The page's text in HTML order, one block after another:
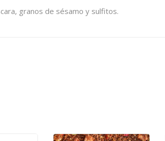
granos de sésamo y sulfitos.